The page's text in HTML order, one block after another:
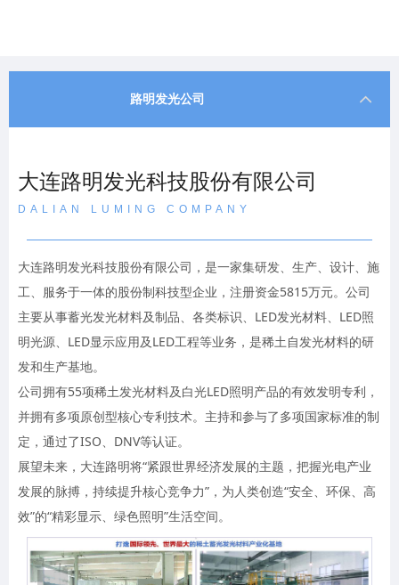
路明发光公司
大连路明发光科技股份有限公司，是一家集研发、生产、设计、施
工、服务于一体的股份制科技型企业，注册资金5815万元。公司
主要从事蓄光发光材料及制品、各类标识、LED发光材料、LED照
明光源、LED显示应用及LED工程等业务，是稀土自发光材料的研
发和生产基地。
公司拥有55项稀土发光材料及白光LED照明产品的有效发明专利，
并拥有多项原创型核心专利技术。主持和参与了多项国家标准的制
定，通过了ISO、DNV等认证。
展望未来，大连路明将“紧跟世界经济发展的主题，把握光电产业
发展的脉搏，持续提升核心竞争力”，为人类创造“安全、环保、高
效”的“精彩显示、绿色照明”生活空间。
大连路明发光科技股份有限公司
DALIAN LUMING COMPANY